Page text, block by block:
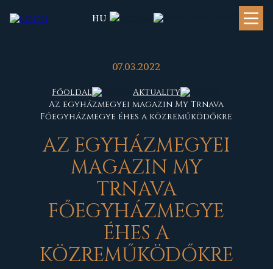
HU
07.03.2022
Főoldal
Aktuality
Az egyházmegyei magazin My Trnava
Főegyházmegye éhes a közreműködőkre
AZ EGYHÁZMEGYEI
MAGAZIN MY
TRNAVA
FŐEGYHÁZMEGYE
ÉHES A
KÖZREMŰKÖDŐKRE